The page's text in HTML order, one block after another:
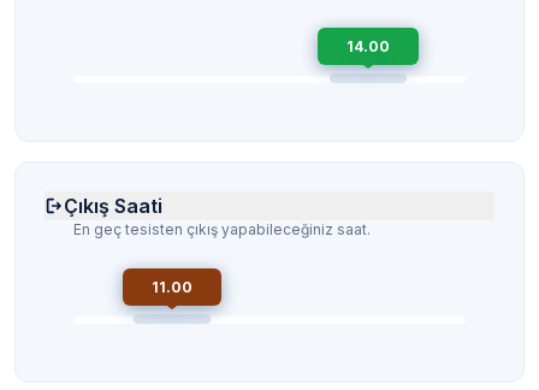
14.00
Çıkış Saati
En geç tesisten çıkış yapabileceğiniz saat.
11.00